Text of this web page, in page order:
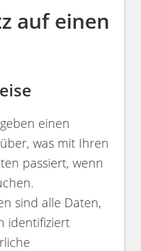
auf einen
einen
was mit Ihren
passiert, wenn
sind alle Daten,
identifiziert